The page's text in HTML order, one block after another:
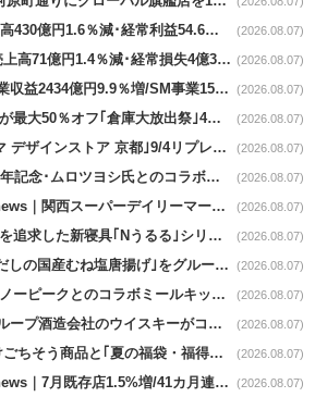
AOKI news｜第1Q売上高430億円1.6％減･経常利益54.6％減 (2026.08.07)
はるやまnews｜第1Q売上高71億円1.4％減･経常損失4億3800万円 (2026.08.07)
バローnews｜第１Q営業収益2434億円9.9％増/SM事業15.5％増と絶好調 (2026.08.07)
島忠news｜展示品家具が最大50％オフ｢倉庫大放出祭｣4店舗限定で開催 (2026.08.07)
ロフトnews｜新生｢モマ デザインストア 京都｣9/4リプレイスオープン (2026.08.07)
ハンズnews｜創業50周年記念･ムロツヨシ氏とのコラボ企画｢ムロハンズ｣開催 (2026.08.07)
関西フードマーケットnews｜関西スーパーデイリーマート蒲生店8/7改装 (2026.08.07)
ニトリnews｜肌ざわりを追求した新寝具｢Nうるる｣シリーズを発売 (2026.08.07)
U.S.M.Hnews｜ ｢４種だしの国産むね塩唐揚げ｣をグループ610店で共同販促 (2026.08.07)
オイシックスnews｜スノーピークとのコラボミールキット8/13発売 (2026.08.07)
OICグループnews｜グループ酒造会社のウイスキーがコンペティション受賞 (2026.08.07)
PLANTnews｜お盆向けごちそう商品と｢夏の福袋・福得カート｣8/8から開催 (2026.08.07)
リテールパートナーズnews｜7月既存店1.5%増/41カ月連続増 (2026.08.07)